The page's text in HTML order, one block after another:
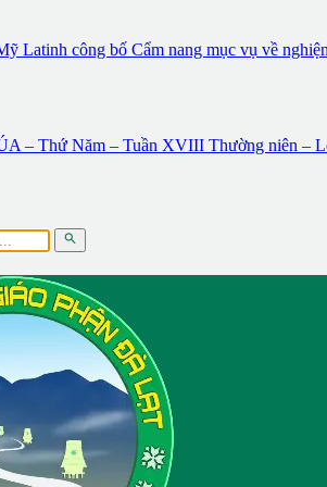
Latinh công bố Cẩm nang mục vụ về
– Thứ Năm – Tuần XVIII Thường niên –
